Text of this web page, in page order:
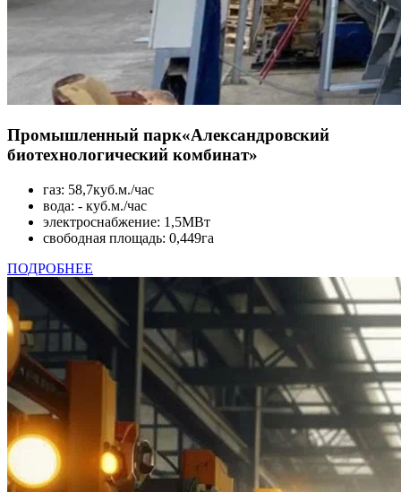
Промышленный парк«Александровский
биотехнологический комбинат»
газ: 58,7куб.м./час
вода: - куб.м./час
электроснабжение: 1,5МВт
свободная площадь: 0,449га
ПОДРОБНЕЕ